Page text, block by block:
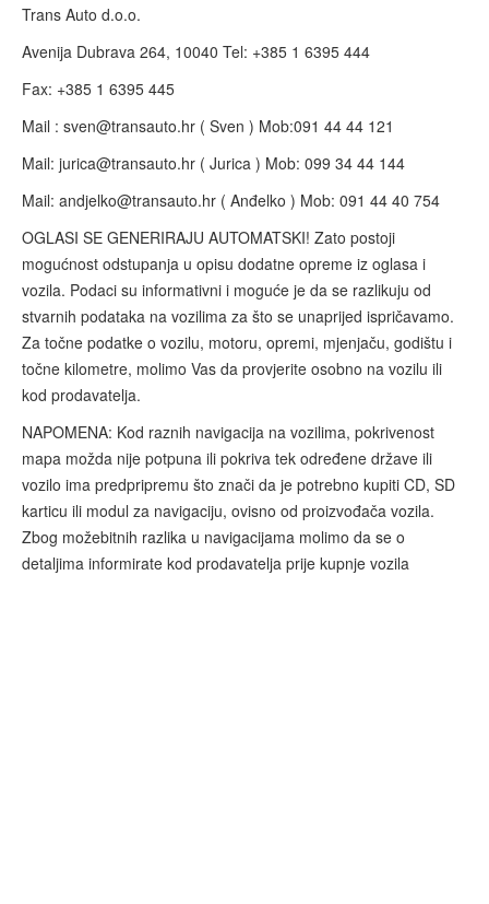
Trans Auto d.o.o.
Avenija Dubrava 264, 10040 Tel: +385 1 6395 444
Fax: +385 1 6395 445
Mail : sven@transauto.hr ( Sven ) Mob:091 44 44 121
Mail: jurica@transauto.hr ( Jurica ) Mob: 099 34 44 144
Mail: andjelko@transauto.hr ( Anđelko ) Mob: 091 44 40 754
OGLASI SE GENERIRAJU AUTOMATSKI! Zato postoji
mogućnost odstupanja u opisu dodatne opreme iz oglasa i
vozila. Podaci su informativni i moguće je da se razlikuju od
stvarnih podataka na vozilima za što se unaprijed ispričavamo.
Za točne podatke o vozilu, motoru, opremi, mjenjaču, godištu i
točne kilometre, molimo Vas da provjerite osobno na vozilu ili
kod prodavatelja.
NAPOMENA: Kod raznih navigacija na vozilima, pokrivenost
mapa možda nije potpuna ili pokriva tek određene države ili
vozilo ima predpripremu što znači da je potrebno kupiti CD, SD
karticu ili modul za navigaciju, ovisno od proizvođača vozila.
Zbog možebitnih razlika u navigacijama molimo da se o
detaljima informirate kod prodavatelja prije kupnje vozila